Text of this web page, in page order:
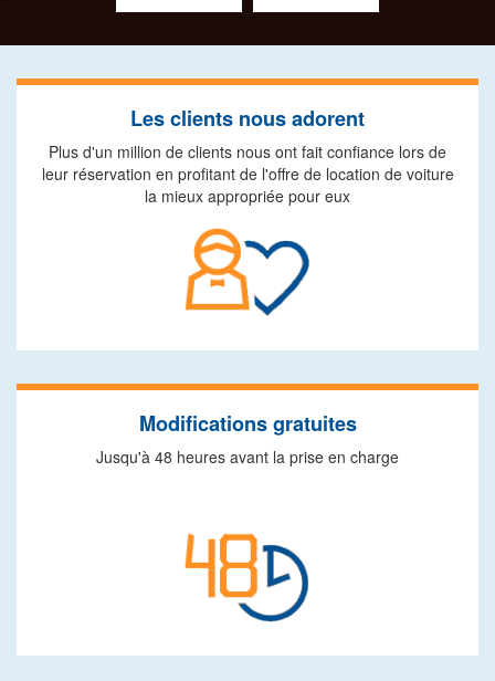
Les clients nous adorent
Plus d'un million de clients nous ont fait confiance lors de
leur réservation en profitant de l'offre de location de voiture
la mieux appropriée pour eux
Modifications gratuites
Jusqu'à 48 heures avant la prise en charge